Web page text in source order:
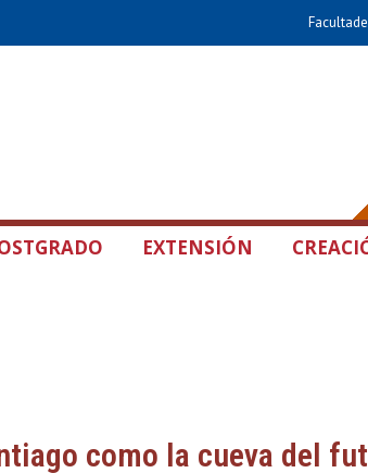
EXTENSIÓN
como la cueva del